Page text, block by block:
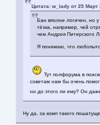
Цитата: w_lady от 25 Март
Бан вполне логичен, но
тёзка, например, чей
чем Андрея Питерского
Я понимаю, что
Тут полфорума в
советам нам бы очень
но до этого ли ему? Он
Ну да, за комп такого